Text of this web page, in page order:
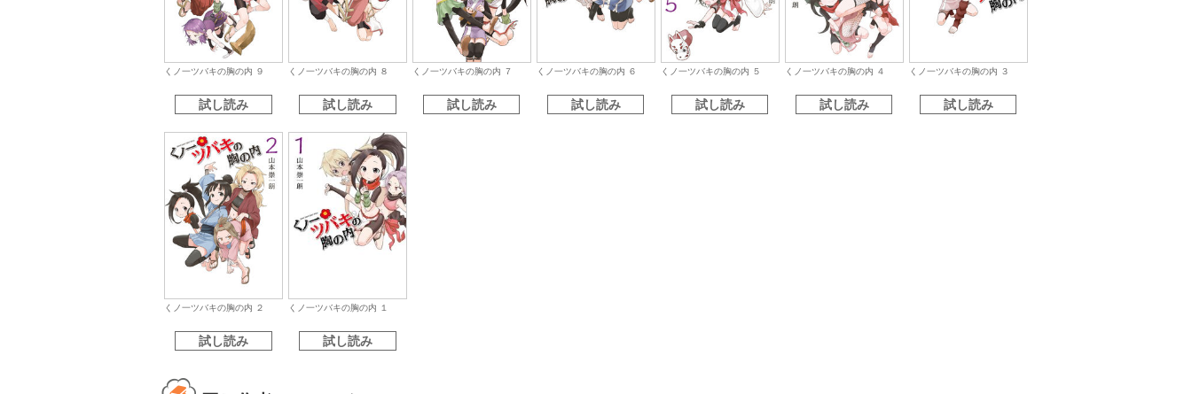
くノ一ツバキの胸の内 ９
試し読み
くノ一ツバキの胸の内 ８
試し読み
くノ一ツバキの胸の内 ７
試し読み
くノ一ツバキの胸の内 ６
試し読み
くノ一ツバキの胸の内 ５
試し読み
くノ一ツバキの胸の内 ４
試し読み
くノ一ツバキの胸の内 ３
試し読み
くノ一ツバキの胸の内 ２
試し読み
くノ一ツバキの胸の内 １
試し読み